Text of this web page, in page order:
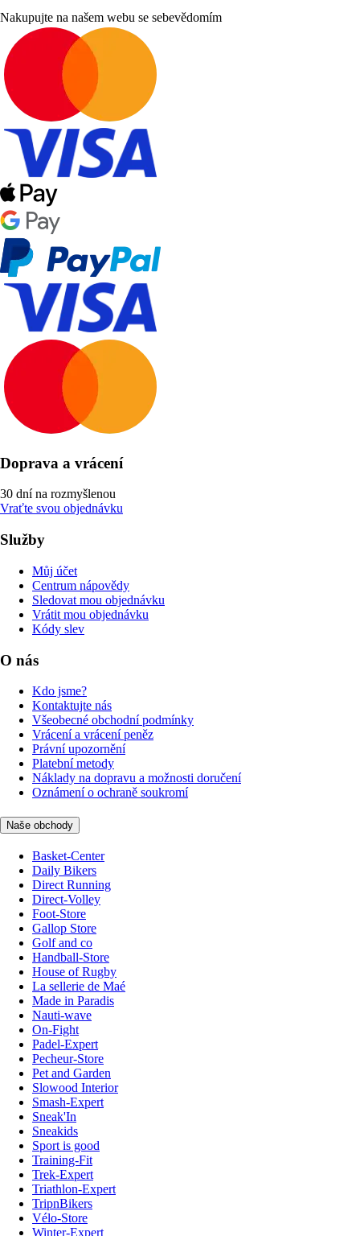
Nakupujte na našem webu se sebevědomím
Doprava a vrácení
30 dní na rozmyšlenou
Vraťte svou objednávku
Služby
Můj účet
Centrum nápovědy
Sledovat mou objednávku
Vrátit mou objednávku
Kódy slev
O nás
Kdo jsme?
Kontaktujte nás
Všeobecné obchodní podmínky
Vrácení a vrácení peněz
Právní upozornění
Platební metody
Náklady na dopravu a možnosti doručení
Oznámení o ochraně soukromí
Naše obchody
Basket-Center
Daily Bikers
Direct Running
Direct-Volley
Foot-Store
Gallop Store
Golf and co
Handball-Store
House of Rugby
La sellerie de Maé
Made in Paradis
Nauti-wave
On-Fight
Padel-Expert
Pecheur-Store
Pet and Garden
Slowood Interior
Smash-Expert
Sneak'In
Sneakids
Sport is good
Training-Fit
Trek-Expert
Triathlon-Expert
TripnBikers
Vélo-Store
Winter-Expert